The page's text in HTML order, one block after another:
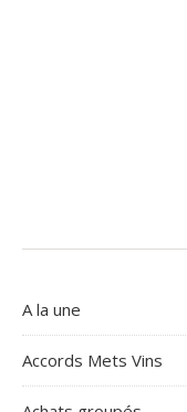
A la une
Accords Mets Vins